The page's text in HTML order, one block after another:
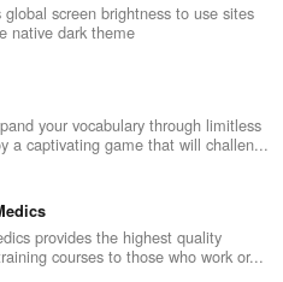
screen brightness to use sites
native dark theme
your vocabulary through limitless
a captivating game that will challen...
provides the highest quality
courses to those who work or...